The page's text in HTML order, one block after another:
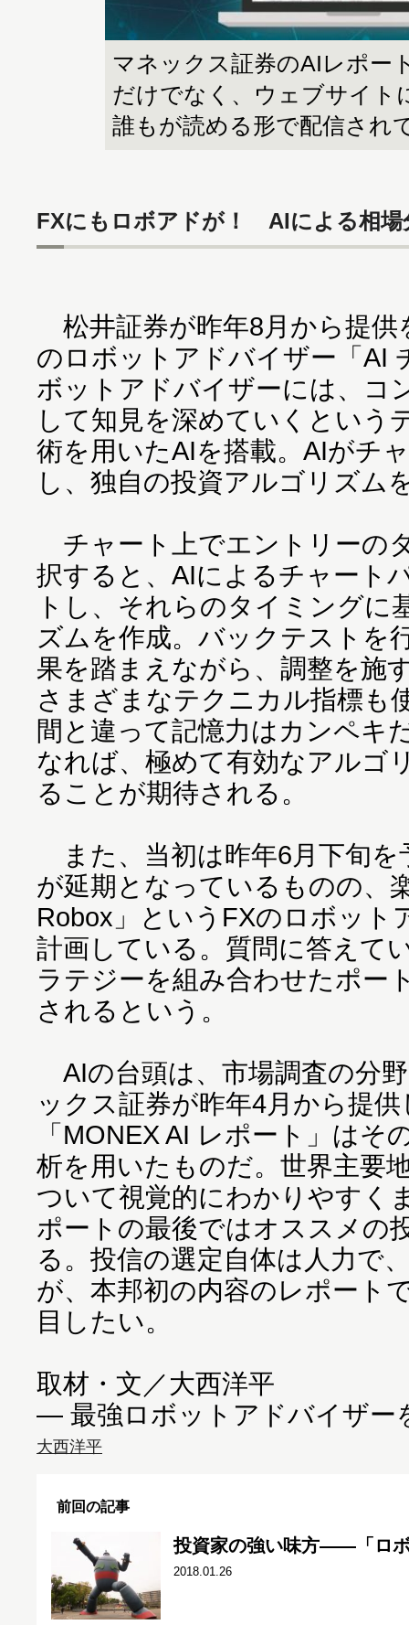
マネックス証券のAIレポー
だけでなく、ウェブサイト
誰もが読める形で配信され
FXにもロボアドが！ AIによる相場
松井証券が昨年8月から提供
のロボットアドバイザー「AI
ボットアドバイザーには、コ
して知見を深めていくという
術を用いたAIを搭載。AIがチ
し、独自の投資アルゴリズム
チャート上でエントリーの
択すると、AIによるチャート
トし、それらのタイミングに
ズムを作成。バックテストを
果を踏まえながら、調整を施
さまざまなテクニカル指標も
間と違って記憶力はカンペキ
なれば、極めて有効なアルゴ
ることが期待される。
また、当初は昨年6月下旬を
が延期となっているものの、
Robox」というFXのロボット
計画している。質問に答えて
ラテジーを組み合わせたポー
されるという。
AIの台頭は、市場調査の分
ックス証券が昨年4月から提
「MONEX AI レポート」はそ
析を用いたものだ。世界主要
ついて視覚的にわかりやすく
ポートの最後ではオススメの
る。投信の選定自体は人力で
が、本邦初の内容のレポート
目したい。
取材・文／大西洋平
― 最強ロボットアドバイザ
大西洋平
前回の記事
投資家の強い味方――「ロ
2018.01.26